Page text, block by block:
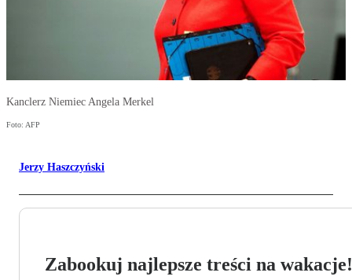
Kanclerz Niemiec Angela Merkel
Foto: AFP
Jerzy Haszczyński
Zabookuj najlepsze treści na wakacje!